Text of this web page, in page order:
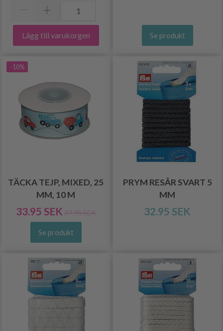
Lägg till varukorgen Se produkt
-10%
TÄCKA TEJP, MIXED, 25
MM, 10 M
33.95 SEK 37.95 SEK
Se produkt
PRYM RESÅR SVART 5
MM
32.95 SEK